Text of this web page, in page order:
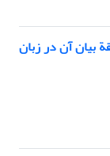
بیان آن در زبان